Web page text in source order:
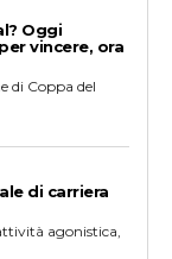
Oggi
vincere, ora
di Coppa del
di carriera
agonistica,